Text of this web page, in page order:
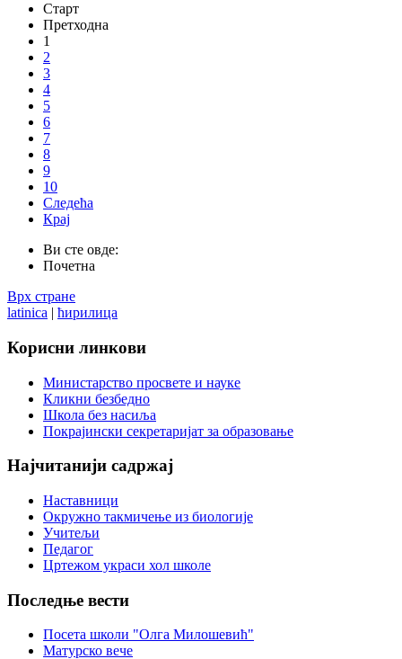
Старт
Претходна
1
2
3
4
5
6
7
8
9
10
Следећа
Крај
Ви сте овде:
Почетна
Врх стране
latinica | ћирилица
Корисни линкови
Министарство просвете и науке
Кликни безбедно
Школа без насиља
Покрајински секретаријат за образовање
Најчитанији садржај
Наставници
Окружно такмичење из биологије
Учитељи
Педагог
Цртежом украси хол школе
Последње вести
Посета школи "Олга Милошевић"
Матурско вече